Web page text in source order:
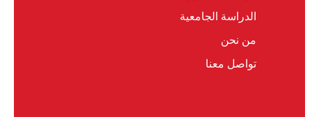
الدراسة الجامعية
من نحن
تواصل معنا